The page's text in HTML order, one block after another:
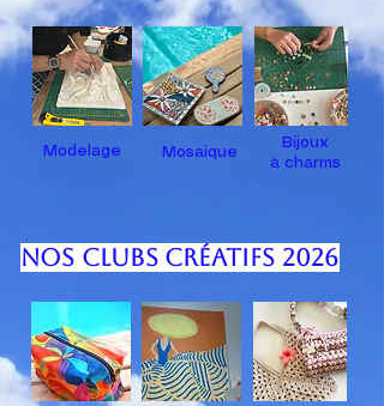
Modelage
Bijoux
à charms
Mosaique
Nos clubs créatifs 2026